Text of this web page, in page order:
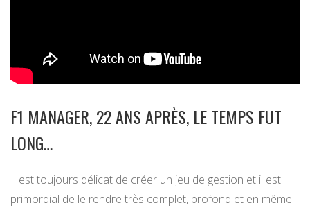
F1 MANAGER, 22 ANS APRÈS, LE TEMPS FUT
LONG…
Il est toujours délicat de créer un jeu de gestion et il est
primordial de le rendre très complet, profond et en même